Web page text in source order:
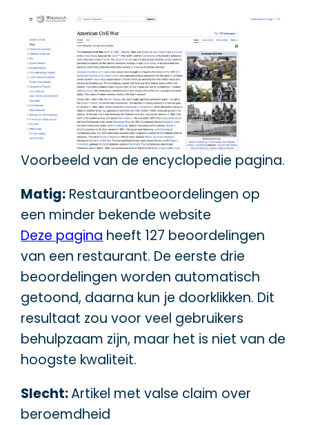
Voorbeeld van de encyclopedie pagina.
Matig: Restaurantbeoordelingen op
een minder bekende website
Deze pagina heeft 127 beoordelingen
van een restaurant. De eerste drie
beoordelingen worden automatisch
getoond, daarna kun je doorklikken. Dit
resultaat zou voor veel gebruikers
behulpzaam zijn, maar het is niet van de
hoogste kwaliteit.
Slecht:Artikel met valse claim over
beroemdheid